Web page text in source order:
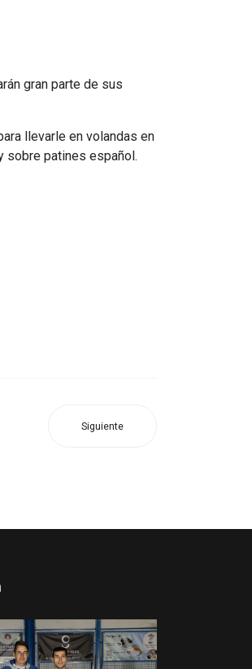
gran parte de sus
llevarle en volandas en
sobre patines español.
Siguiente